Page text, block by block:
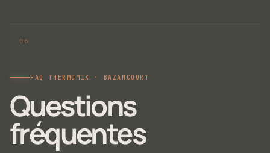
FAQ THERMOMIX · BAZANCOURT
Questions
fréquentes